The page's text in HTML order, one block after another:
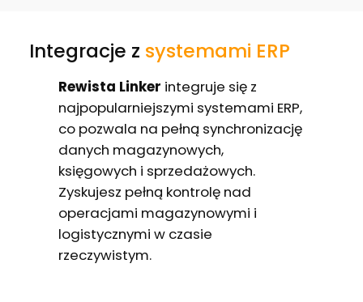
Integracje z systemami ERP
Rewista Linker integruje się z
najpopularniejszymi systemami ERP,
co pozwala na pełną synchronizację
danych magazynowych,
księgowych i sprzedażowych.
Zyskujesz pełną kontrolę nad
operacjami magazynowymi i
logistycznymi w czasie
rzeczywistym.